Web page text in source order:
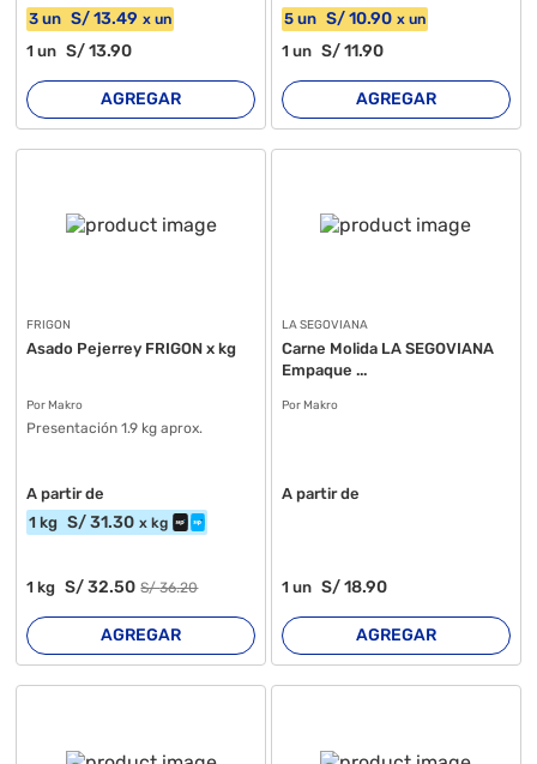
3 un S/13.49 xun
1un S/13.90
AGREGAR
5 un S/10.90 x un
1 un S/11.90
AGREGAR
FRIGON
Asado Pejerrey FRIGON x kg
Por Makro
Presentación 1.9 kg aprox.
A partir de
1 kg S/31.30 xkg
1kg S/32.50 S/36.20
AGREGAR
LA SEGOVIANA
Carne Molida LA SEGOVIANA
Empaque ...
Por Makro
A partir de
1 un S/18.90
AGREGAR